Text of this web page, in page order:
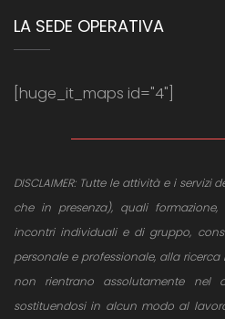
LA SEDE OPERATIVA
[huge_it_maps id="4"]
DISCLAIMER: Tutte le attività e i
che in presenza), quali formazione,
incontri individuali e di gruppo,
personale e professionale, alla
non rientrano assolutamente nel
sostituendosi in alcun modo al